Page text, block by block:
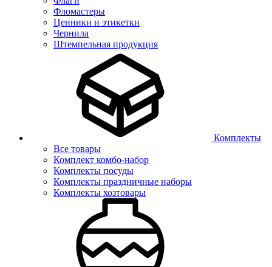
Фломастеры
Ценники и этикетки
Чернила
Штемпельная продукция
Комплекты
Все товары
Комплект комбо-набор
Комплекты посуды
Комплекты праздничные наборы
Комплекты хозтовары